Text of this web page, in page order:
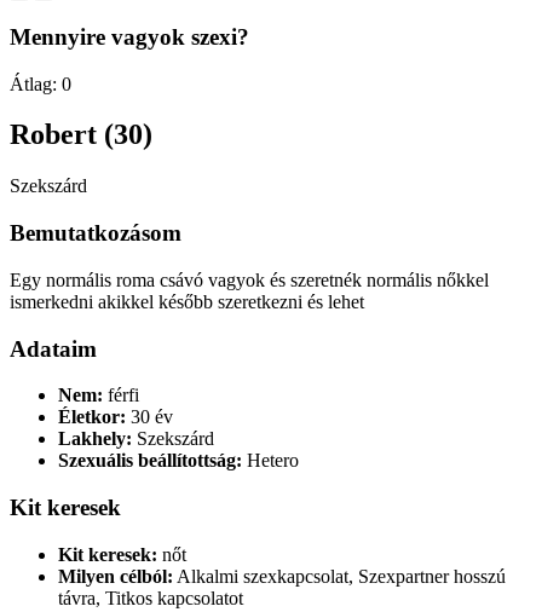
Mennyire vagyok szexi?
Átlag: 0
Robert (30)
Szekszárd
Bemutatkozásom
Egy normális roma csávó vagyok és szeretnék normális nőkkel
ismerkedni akikkel később szeretkezni és lehet
Adataim
Nem: férfi
Életkor: 30 év
Lakhely: Szekszárd
Szexuális beállítottság: Hetero
Kit keresek
Kit keresek: nőt
Milyen célból: Alkalmi szexkapcsolat, Szexpartner hosszú
távra, Titkos kapcsolatot